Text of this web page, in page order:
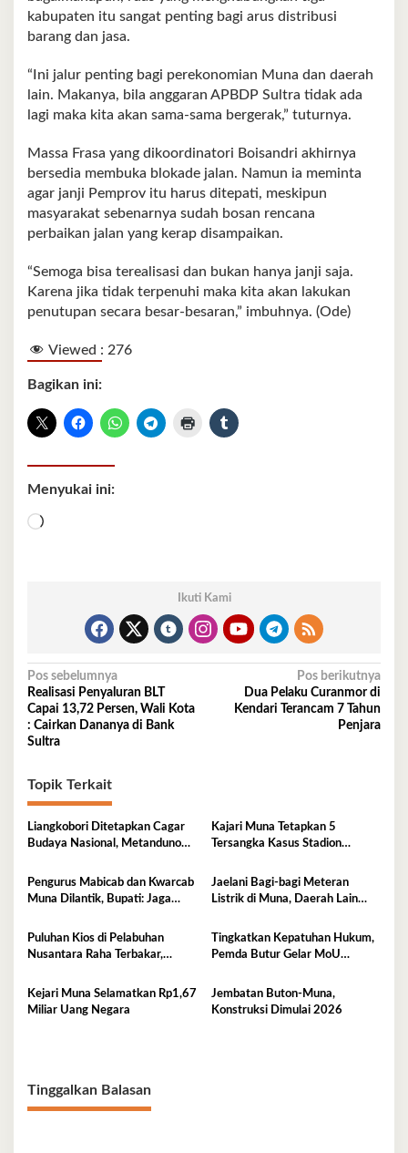
kabupaten itu sangat penting bagi arus distribusi
barang dan jasa.
“Ini jalur penting bagi perekonomian Muna dan daerah
lain. Makanya, bila anggaran APBDP Sultra tidak ada
lagi maka kita akan sama-sama bergerak,” tuturnya.
Massa Frasa yang dikoordinatori Boisandri akhirnya
bersedia membuka blokade jalan. Namun ia meminta
agar janji Pemprov itu harus ditepati, meskipun
masyarakat sebenarnya sudah bosan rencana
perbaikan jalan yang kerap disampaikan.
“Semoga bisa terealisasi dan bukan hanya janji saja.
Karena jika tidak terpenuhi maka kita akan lakukan
penutupan secara besar-besaran,” imbuhnya. (Ode)
Viewed : 276
Bagikan ini:
Menyukai ini:
Memuat...
Ikuti Kami
Navigasi
pos
Pos sebelumnya
Realisasi Penyaluran BLT
Capai 13,72 Persen, Wali Kota
: Cairkan Dananya di Bank
Sultra
Pos berikutnya
Dua Pelaku Curanmor di
Kendari Terancam 7 Tahun
Penjara
Topik Terkait
Liangkobori Ditetapkan Cagar
Budaya Nasional, Metanduno
UNESCO
Kajari Muna Tetapkan 5
Tersangka Kasus Stadion
15,2 Miliar
Pengurus Mabicab dan Kwarcab
Muna Dilantik, Bupati: Jaga
Jaelani Bagi-bagi Meteran
Listrik di Muna, Daerah Lain
Puluhan Kios di Pelabuhan
Nusantara Raha Terbakar,
Tingkatkan Kepatuhan Hukum,
Pemda Butur Gelar MoU
Kejari Muna Selamatkan Rp1,67
Miliar Uang Negara
Jembatan Buton-Muna,
Konstruksi Dimulai 2026
Tinggalkan Balasan